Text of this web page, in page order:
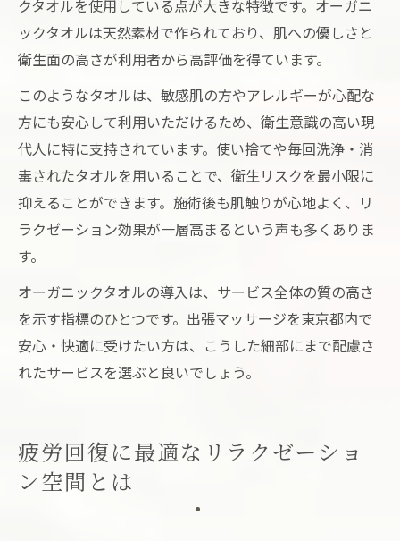
クタオルを使用している点が大きな特徴です。オーガニ
ックタオルは天然素材で作られており、肌への優しさと
衛生面の高さが利用者から高評価を得ています。
このようなタオルは、敏感肌の方やアレルギーが心配な
方にも安心して利用いただけるため、衛生意識の高い現
代人に特に支持されています。使い捨てや毎回洗浄・消
毒されたタオルを用いることで、衛生リスクを最小限に
抑えることができます。施術後も肌触りが心地よく、リ
ラクゼーション効果が一層高まるという声も多くありま
す。
オーガニックタオルの導入は、サービス全体の質の高さ
を示す指標のひとつです。出張マッサージを東京都内で
安心・快適に受けたい方は、こうした細部にまで配慮さ
れたサービスを選ぶと良いでしょう。
疲労回復に最適なリラクゼーショ
ン空間とは